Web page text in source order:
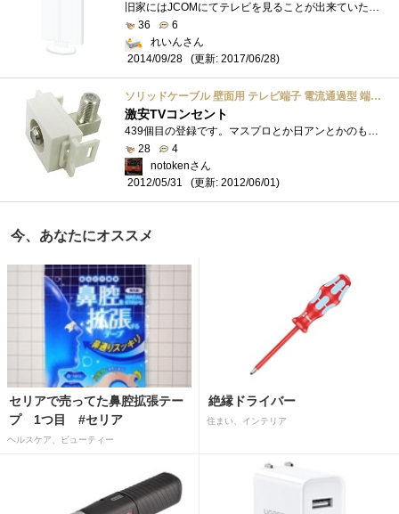
旧家にはJCOMにてテレビを見ることが出来ていた地域なので新しい新居はJCOMなんてございませんからアンテナを別途導入なのですよ。屋上の壁につ...
36
6
れいんさん
2014/09/28
(更新: 2017/06/28)
ソリッドケーブル 壁面用 テレビ端子 電流通過型 端末タイプ シンプルＬ型ユニット
激安TVコンセント
439個目の登録です。マスプロとか日アンとかのものをホームセンターで見るたびに「どう考えてもこれぼったくりだろ」と思い続けて4年間くらい�...
28
4
notokenさん
2012/05/31
(更新: 2012/06/01)
今、あなたにオススメ
セリアで売ってた鼻腔拡張テー
プ 1つ目 #セリア
ヘルスケア、ビューティー
絶縁ドライバー
住まい、インテリア